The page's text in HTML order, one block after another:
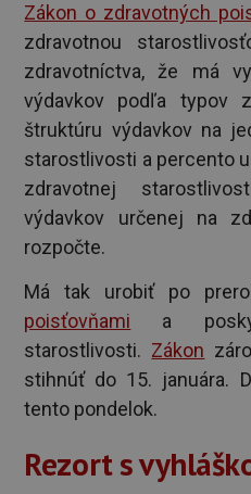
Zákon o zdravotných
zdravotnou
zdravotníctva, že má
výdavkov podľa typov
štruktúru výdavkov na
starostlivosti a percento
zdravotnej
výdavkov určenej na
rozpočte.
Má tak urobiť po
poisťovňami a
starostlivosti. Zákon
stihnúť do 15. januára.
tento pondelok.
Rezort s